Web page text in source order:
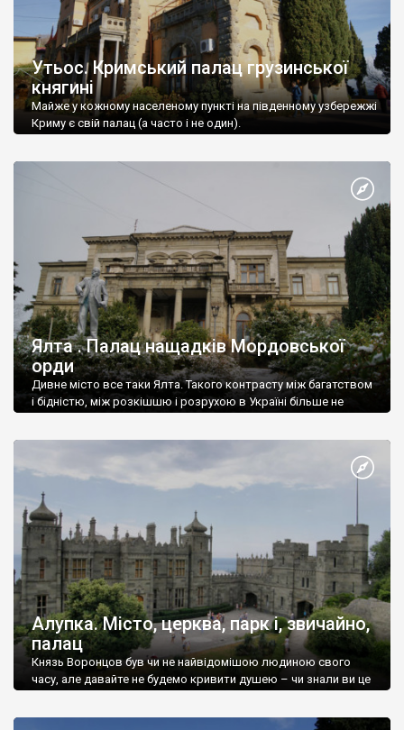
Утьос. Кримський палац грузинської
княгині
Майже у кожному населеному пункті на південному узбережжі
Криму є свій палац (а часто і не один).
Ялта . Палац нащадків Мордовської
орди
Дивне місто все таки Ялта. Такого контрасту між багатством
і бідністю, між розкішшю і розрухою в Україні більше не
Алупка. Місто, церква, парк і, звичайно,
палац
Князь Воронцов був чи не найвідомішою людиною свого
часу, але давайте не будемо кривити душею – чи знали ви це